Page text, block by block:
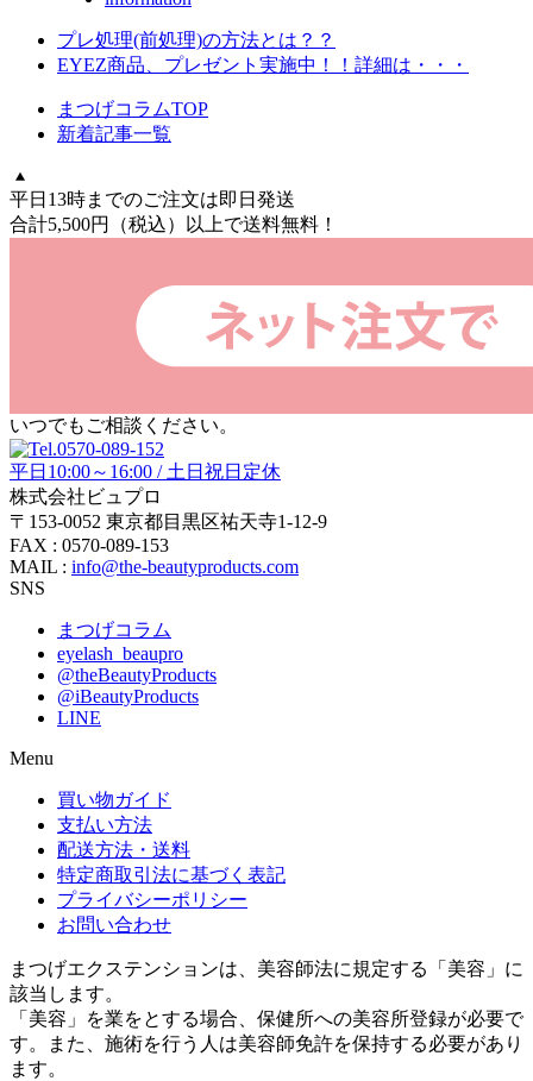
プレ処理(前処理)の方法とは？？
EYEZ商品、プレゼント実施中！！詳細は・・・
まつげコラムTOP
新着記事一覧
平日13時までのご注文は即日発送
合計5,500円
（税込） 以上で送料無料！
いつでもご相談ください。
平日10:00～16:00 / 土日祝日定休
株式会社ビュプロ
〒153-0052 東京都目黒区祐天寺1-12-9
FAX : 0570-089-153
MAIL : info@the-beautyproducts.com
SNS
まつげコラム
eyelash_beaupro
@theBeautyProducts
@iBeautyProducts
LINE
Menu
買い物ガイド
支払い方法
配送方法・送料
特定商取引法に基づく表記
プライバシーポリシー
お問い合わせ
まつげエクステンションは、美容師法に規定する「美容」に
該当します。
「美容」を業をとする場合、保健所への美容所登録が必要で
す。また、施術を行う人は美容師免許を保持する必要があり
ます。